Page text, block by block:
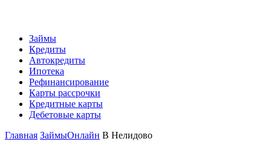
Займы
Кредиты
Автокредиты
Ипотека
Рефинансирование
Карты рассрочки
Кредитные карты
Дебетовые карты
Главная ЗаймыОнлайн В Нелидово